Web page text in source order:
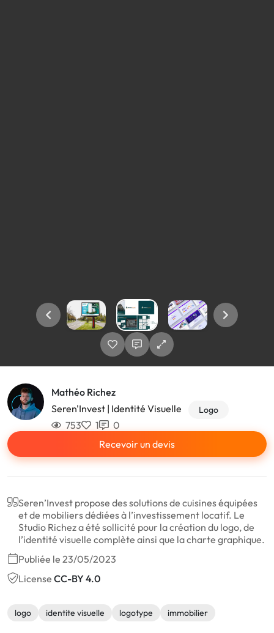
Mathéo Richez
Seren'Invest | Identité Visuelle
Logo
753 1
0
Recevoir un devis
Seren’Invest propose des solutions de cuisines équipées
et de mobiliers dédiées à l’investissement locatif. Le
Studio Richez a été sollicité pour la création du logo, de
l’identité visuelle complète ainsi que la charte graphique.
Publiée le 23/05/2023
License CC-BY 4.0
logo identite visuelle logotype immobilier